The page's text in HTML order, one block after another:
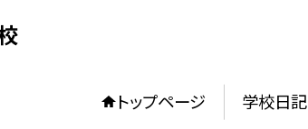
トップページ 学校日記